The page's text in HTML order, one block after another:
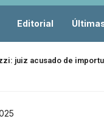
Editorial
juiz acusado de